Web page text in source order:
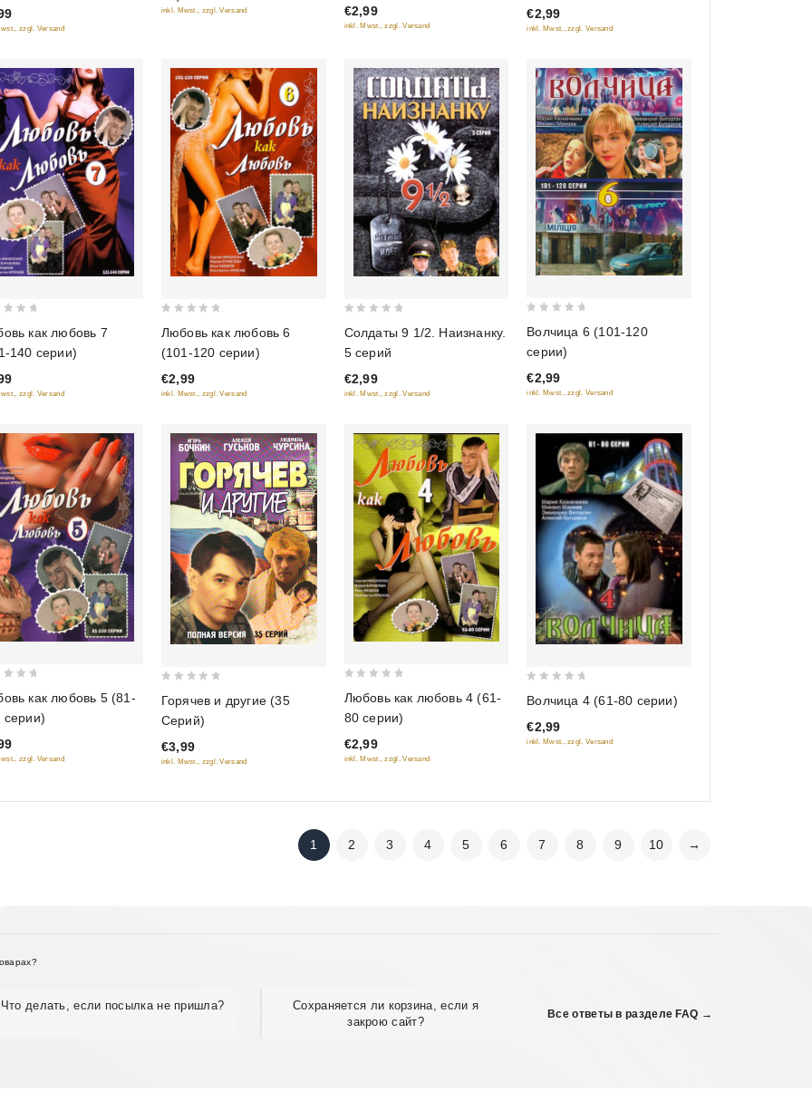
zzgl. Versand
5
inkl. Mwst., zzgl. Versand
€2,99
inkl. Mwst., zzgl. Versand
5
€2,99
inkl. Mwst., zzgl. Versand
как любовь 7
140 серии)
zzgl. Versand
of
5
Любовь как любовь 6
(101-120 серии)
€2,99
inkl. Mwst., zzgl. Versand
of
5
Солдаты 9 1/2. Наизнанку.
5 серий
€2,99
inkl. Mwst., zzgl. Versand
of
5
Волчица 6 (101-120
серии)
€2,99
inkl. Mwst., zzgl. Versand
как любовь 5 (81-
серии)
zzgl. Versand
out
of
5
Горячев и другие (35
Серий)
€3,99
inkl. Mwst., zzgl. Versand
of
5
Любовь как любовь 4 (61-
80 серии)
€2,99
inkl. Mwst., zzgl. Versand
of
5
Волчица 4 (61-80 серии)
€2,99
inkl. Mwst., zzgl. Versand
1 2 3 4 5 6 7 8 9 10 →
Что делать, если посылка не пришла?
Сохраняется ли корзина, если я
закрою сайт?
Все ответы в разделе FAQ →